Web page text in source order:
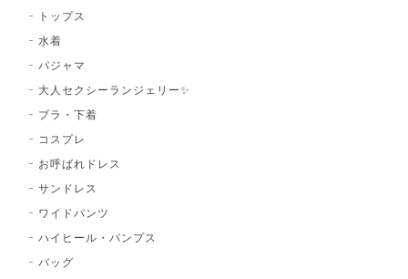
トップス
水着
パジャマ
大人セクシーランジェリー✨
ブラ・下着
コスプレ
お呼ばれドレス
サンドレス
ワイドパンツ
ハイヒール・パンプス
バッグ